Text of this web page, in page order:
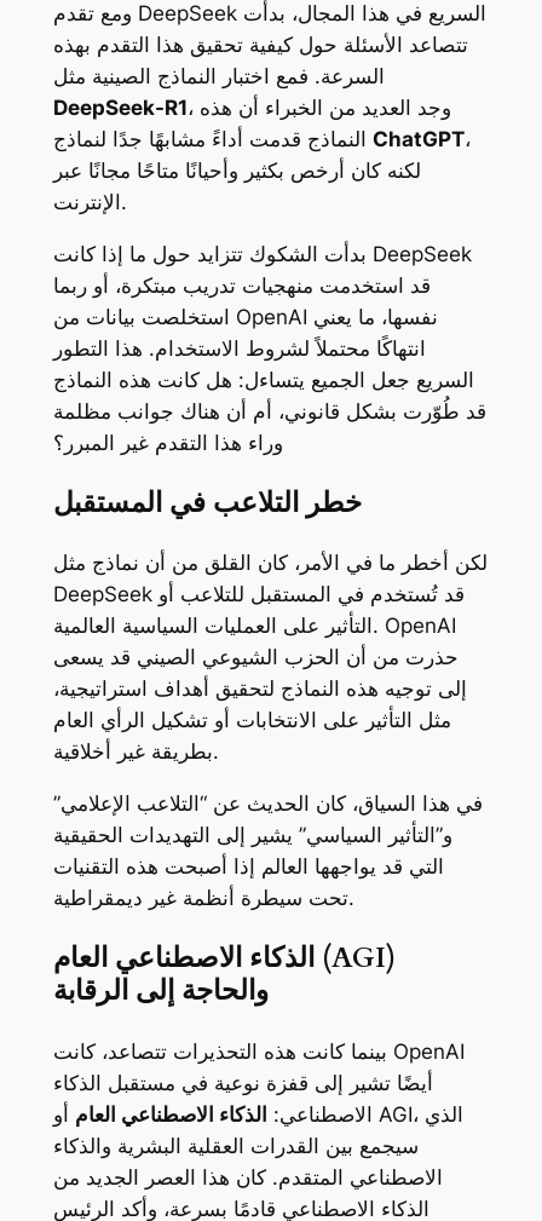
ومع تقدم DeepSeek السريع في هذا المجال، بدأت
تتصاعد الأسئلة حول كيفية تحقيق هذا التقدم بهذه
السرعة. فمع اختبار النماذج الصينية مثل
DeepSeek-R1، وجد العديد من الخبراء أن هذه
ChatGPT،
لكنه كان أرخص بكثير وأحيانًا متاحًا مجانًا عبر
الإنترنت.
بدأت الشكوك تتزايد حول ما إذا كانت DeepSeek
قد استخدمت منهجيات تدريب مبتكرة، أو ربما
استخلصت بيانات من OpenAI نفسها، ما يعني
انتهاكًا محتملاً لشروط الاستخدام. هذا التطور
السريع جعل الجميع يتساءل: هل كانت هذه النماذج
قد طُوّرت بشكل قانوني، أم أن هناك جوانب مظلمة
وراء هذا التقدم غير المبرر؟
خطر التلاعب في المستقبل
لكن أخطر ما في الأمر، كان القلق من أن نماذج مثل
DeepSeek قد تُستخدم في المستقبل للتلاعب أو
التأثير على العمليات السياسية العالمية. OpenAI
حذرت من أن الحزب الشيوعي الصيني قد يسعى
إلى توجيه هذه النماذج لتحقيق أهداف استراتيجية،
مثل التأثير على الانتخابات أو تشكيل الرأي العام
بطريقة غير أخلاقية.
في هذا السياق، كان الحديث عن “التلاعب الإعلامي”
و”التأثير السياسي” يشير إلى التهديدات الحقيقية
التي قد يواجهها العالم إذا أصبحت هذه التقنيات
تحت سيطرة أنظمة غير ديمقراطية.
الذكاء الاصطناعي العام (AGI)
والحاجة إلى الرقابة
بينما كانت هذه التحذيرات تتصاعد، كانت OpenAI
أيضًا تشير إلى قفزة نوعية في مستقبل الذكاء
الاصطناعي: الذكاء الاصطناعي العام أو AGI، الذي
سيجمع بين القدرات العقلية البشرية والذكاء
الاصطناعي المتقدم. كان هذا العصر الجديد من
الذكاء الاصطناعي قادمًا بسرعة، وأكد الرئيس